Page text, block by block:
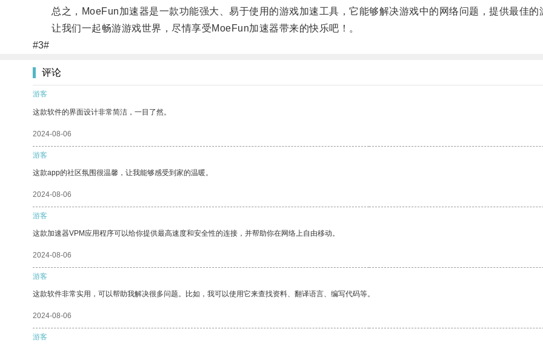
总之，MoeFun加速器是一款功能强大、易于使用的游戏加速工具，它能够解决游戏中的网络问题，提供最佳的
让我们一起畅游游戏世界，尽情享受MoeFun加速器带来的快乐吧！。
#3#
评论
游客
这款软件的界面设计非常简洁，一目了然。
2024-08-06
游客
这款app的社区氛围很温馨，让我能够感受到家的温暖。
2024-08-06
游客
这款加速器VPM应用程序可以给你提供最高速度和安全性的连接，并帮助你在网络上自由移动。
2024-08-06
游客
这款软件非常实用，可以帮助我解决很多问题。比如，我可以使用它来查找资料、翻译语言、编写代码等。
2024-08-06
游客